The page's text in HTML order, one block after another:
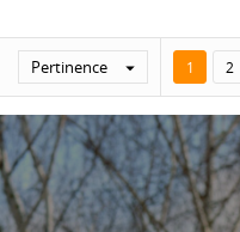
Pertinence  1 2